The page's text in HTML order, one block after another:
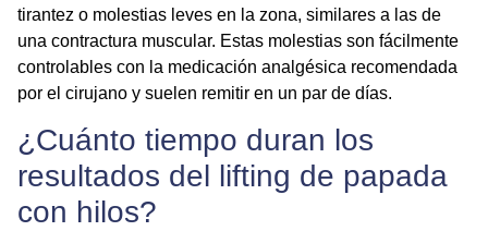
tirantez o molestias leves en la zona, similares a las de
una contractura muscular. Estas molestias son fácilmente
controlables con la medicación analgésica recomendada
por el cirujano y suelen remitir en un par de días.
¿Cuánto tiempo duran los
resultados del lifting de papada
con hilos?